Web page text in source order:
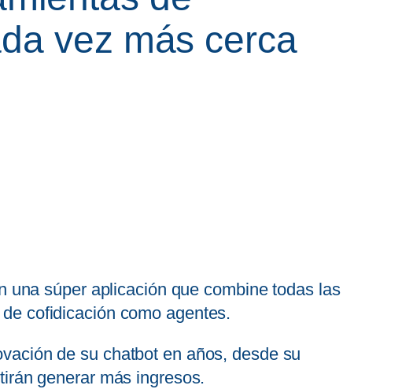
vez más cerca
una súper aplicación que combine todas las
cofidicación como agentes.
de su chatbot en años, desde su
generar más ingresos.